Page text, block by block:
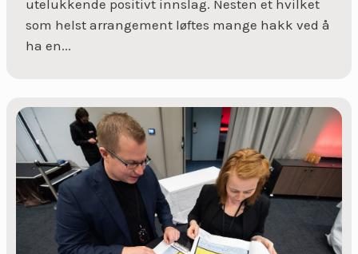
utelukkende positivt innslag. Nesten et hvilket
som helst arrangement løftes mange hakk ved å
ha en...